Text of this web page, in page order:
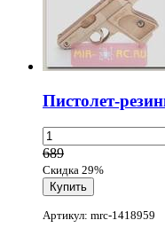
Пистолет-
689
Скидка 29%
Артикул: mrc-1418959